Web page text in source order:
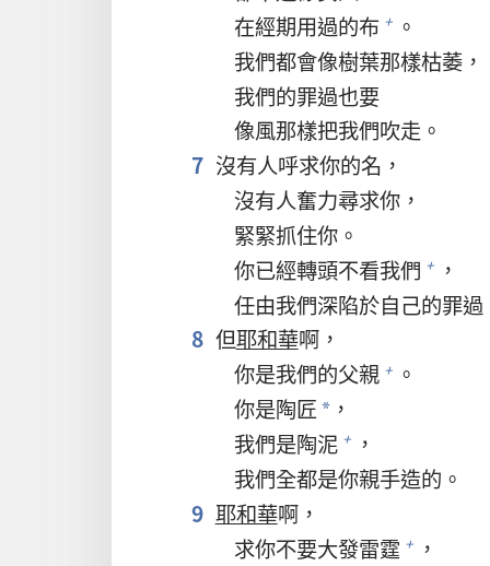
在經期用過的布 + 。
我們都會像樹葉那樣枯萎，
我們的罪過也要
像風那樣把我們吹走。
7 沒有人呼求你的名，
沒有人奮力尋求你，
緊緊抓住你。
你已經轉頭不看我們 + ，
任由我們深陷於自己的罪
8 但耶和華啊，
你是我們的父親 + 。
你是陶匠 * ，
我們是陶泥 + ，
我們全都是你親手造的。
9 耶和華啊，
求你不要大發雷霆 + ，